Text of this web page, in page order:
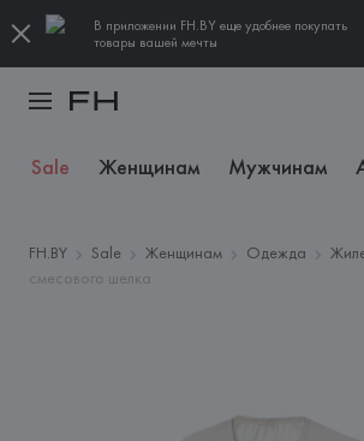
В приложении FH.BY еще удобнее покупать
товары вашей мечты
Sale Женщинам Мужчинам
FH.BY Sale Женщинам Одежда
смесового шелка